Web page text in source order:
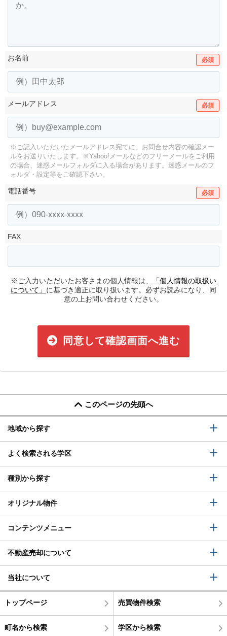
お名前 必須
メールアドレス 必須
※ご記入いただいたメールアドレス宛てに、お問合せ内容の確認メー
ルをお送りいたします。
※Yahoo!メールなどのフリーメールをご利用
の場合、迷惑メールフォルダに入る場合があります。 迷惑メールのフ
ォルダ・設定等をご確認下さい。
電話番号 必須
FAX
※ご入力いただいたお客さまの個人情報は、
「個人情報の取扱い
について」 に基づき適正に取り扱います。必ずお読みになり、同
意の上お問い合わせください。
同意して確認画面へ進む
このページの先頭へ
地域から探す
よく検索される学区
種別から探す
オリジナル物件
コンテンツメニュー
不動産売却について
当社について
トップページ 売買物件検索
町名から検索 学区から検索